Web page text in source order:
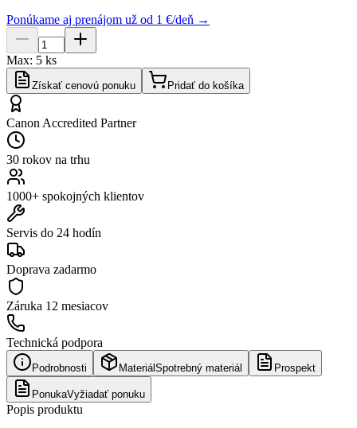
Ponúkame aj prenájom už od 1 €/deň →
Max: 5 ks
Získať cenovú ponuku Pridať do košíka
Canon Accredited Partner
30 rokov na trhu
1000+ spokojných klientov
Servis do 24 hodín
Doprava zadarmo
Záruka 12 mesiacov
Technická podpora
Podrobnosti Materiál Spotrebný materiál Prospekt
PonukaVyžiadať ponuku
Popis produktu